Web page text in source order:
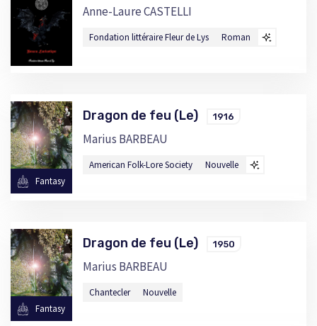
Anne-Laure CASTELLI
Fondation littéraire Fleur de Lys Roman
Fantasy
Dragon de feu (Le) 1916
Marius BARBEAU
American Folk-Lore Society Nouvelle
Fantasy
Dragon de feu (Le) 1950
Marius BARBEAU
Chantecler Nouvelle